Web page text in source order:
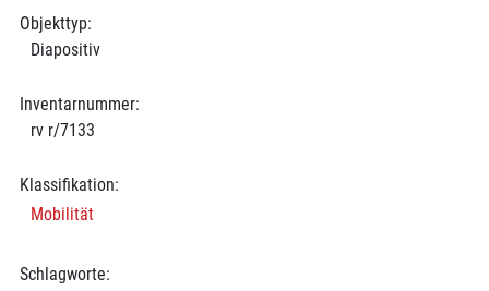
Objekttyp:
Diapositiv
Inventarnummer:
rv r/7133
Klassifikation:
Mobilität
Schlagworte: